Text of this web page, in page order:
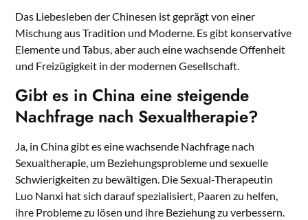
Das Liebesleben der Chinesen ist geprägt von einer
Mischung aus Tradition und Moderne. Es gibt konservative
Elemente und Tabus, aber auch eine wachsende Offenheit
und Freizügigkeit in der modernen Gesellschaft.
Gibt es in China eine steigende
Nachfrage nach Sexualtherapie?
Ja, in China gibt es eine wachsende Nachfrage nach
Sexualtherapie, um Beziehungsprobleme und sexuelle
Schwierigkeiten zu bewältigen. Die Sexual-Therapeutin
Luo Nanxi hat sich darauf spezialisiert, Paaren zu helfen,
ihre Probleme zu lösen und ihre Beziehung zu verbessern.